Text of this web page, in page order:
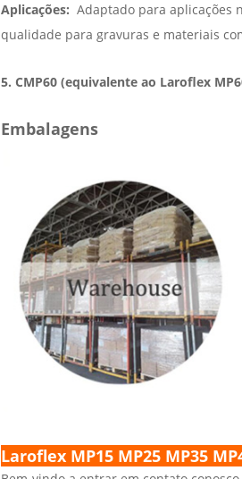
Aplicações: Adaptado para aplicações
qualidade para gravuras e materiais
5. CMP60 (equivalente ao Laroflex
Embalagens
Laroflex MP15 MP25 MP35